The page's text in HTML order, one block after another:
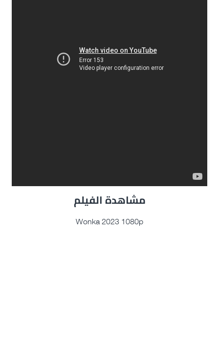
مشاهدة الفيلم
Wonka 2023 1080p